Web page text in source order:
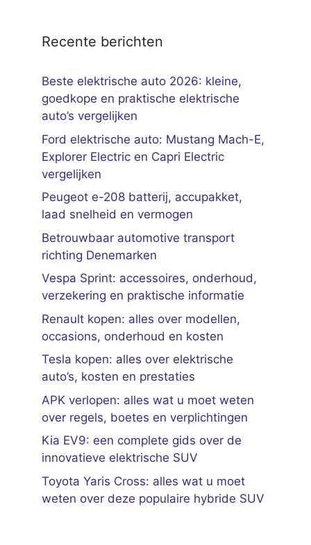
Recente berichten
Beste elektrische auto 2026: kleine,
goedkope en praktische elektrische
auto’s vergelijken
Ford elektrische auto: Mustang Mach-E,
Explorer Electric en Capri Electric
vergelijken
Peugeot e-208 batterij, accupakket,
laad snelheid en vermogen
Betrouwbaar automotive transport
richting Denemarken
Vespa Sprint: accessoires, onderhoud,
verzekering en praktische informatie
Renault kopen: alles over modellen,
occasions, onderhoud en kosten
Tesla kopen: alles over elektrische
auto’s, kosten en prestaties
APK verlopen: alles wat u moet weten
over regels, boetes en verplichtingen
Kia EV9: een complete gids over de
innovatieve elektrische SUV
Toyota Yaris Cross: alles wat u moet
weten over deze populaire hybride SUV